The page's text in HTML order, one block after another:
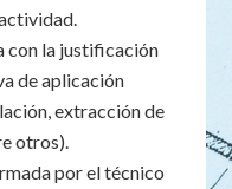
con la justificación
de aplicación
extracción de
otros).
por el técnico